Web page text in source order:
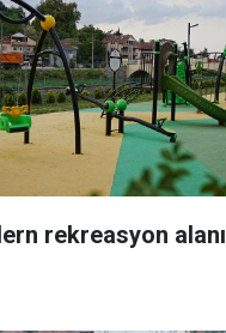
rekreasyon alanı